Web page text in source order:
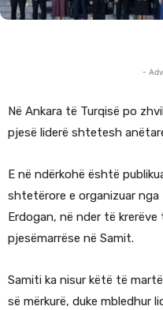
-
Në Ankara të Turqisë po
pjesë liderë shtetesh
E në ndërkohë është
shtetërore e organizuar nga
Erdogan, në nder të
pjesëmarrëse në Samit.
Samiti ka nisur këtë të
së mërkurë, duke mbledhur